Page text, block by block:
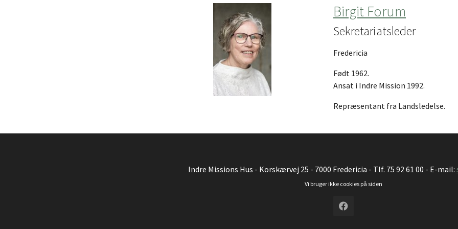
Birgit Forum
Sekretariatsleder
Fredericia
Født 1962.
Ansat i Indre Mission 1992.
Repræsentant fra Landsledelse.
Indre Missions Hus - Korskærvej 25 - 7000 Fredericia - Tlf. 75 92 61 00 - E-mail:
Vi bruger ikke cookies på siden
Facebook